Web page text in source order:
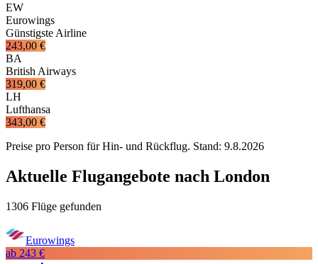
EW
Eurowings
Günstigste Airline
243,00 €
BA
British Airways
319,00 €
LH
Lufthansa
343,00 €
Preise pro Person für Hin- und Rückflug. Stand: 9.8.2026
Aktuelle Flugangebote nach London
1306 Flüge gefunden
Eurowings
ab 243 €